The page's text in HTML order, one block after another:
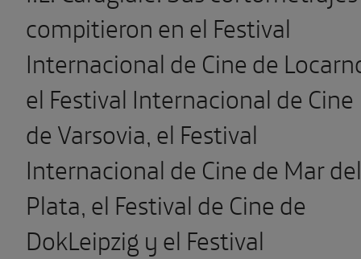
compitieron en el Festival
Internacional de Cine de
el Festival Internacional de Cine
de Varsovia, el Festival
Internacional de Cine de Mar del
Plata, el Festival de Cine de
DokLeipzig y el Festival